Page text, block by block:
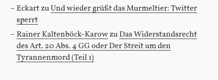
Eckart zuUnd wieder grüßt das Murmeltier: Twitter
sperrt
Rainer Kaltenböck-KarowzuDas Widerstandsrecht
des Art. 20 Abs. 4 GG oder Der Streit um den
Tyrannenmord (Teil 1)